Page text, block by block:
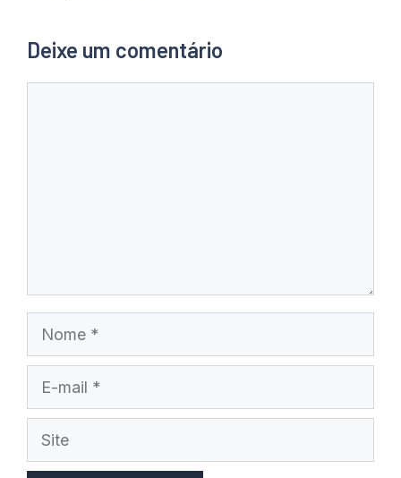
Deixe um comentário
Nome
mail
Site